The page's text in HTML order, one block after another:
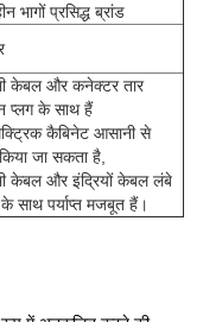
भागों प्रसिद्ध ब्रांड
केबल और कनेक्टर तार
प्लग के साथ हैं
कैबिनेट आसानी से
जा सकता है,
केबल और इंद्रियों केबल लंबे
साथ पर्याप्त मजबूत हैं।